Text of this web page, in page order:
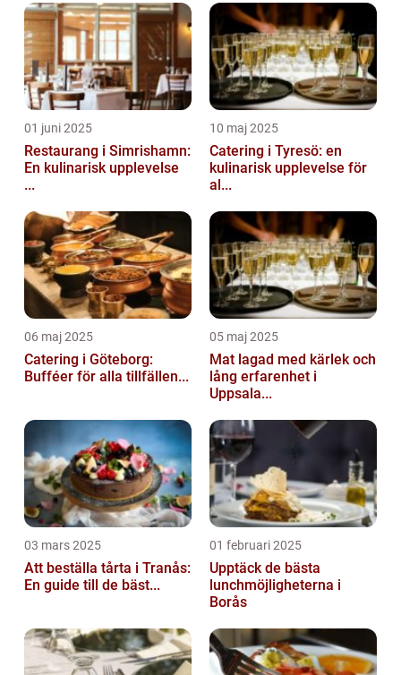
01 juni 2025
Restaurang i Simrishamn:
En kulinarisk upplevelse
...
10 maj 2025
Catering i Tyresö: en
kulinarisk upplevelse för
al...
06 maj 2025
Catering i Göteborg:
Bufféer för alla tillfällen...
05 maj 2025
Mat lagad med kärlek och
lång erfarenhet i
Uppsala...
03 mars 2025
Att beställa tårta i Tranås:
En guide till de bäst...
01 februari 2025
Upptäck de bästa
lunchmöjligheterna i
Borås